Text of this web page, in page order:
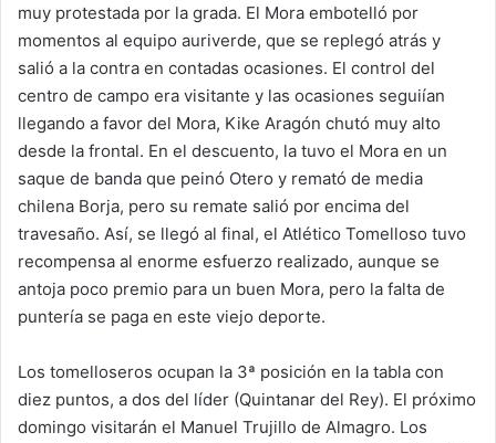
muy protestada por la grada. El Mora embotelló por
momentos al equipo auriverde, que se replegó atrás y
salió a la contra en contadas ocasiones. El control del
centro de campo era visitante y las ocasiones seguiían
llegando a favor del Mora, Kike Aragón chutó muy alto
desde la frontal. En el descuento, la tuvo el Mora en un
saque de banda que peinó Otero y remató de media
chilena Borja, pero su remate salió por encima del
travesaño. Así, se llegó al final, el Atlético Tomelloso tuvo
recompensa al enorme esfuerzo realizado, aunque se
antoja poco premio para un buen Mora, pero la falta de
puntería se paga en este viejo deporte.
Los tomelloseros ocupan la 3ª posición en la tabla con
diez puntos, a dos del líder (Quintanar del Rey). El próximo
domingo visitarán el Manuel Trujillo de Almagro. Los